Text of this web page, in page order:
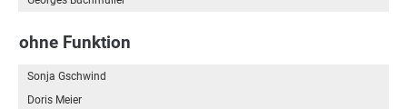
ohne Funktion
Sonja Gschwind
Doris Meier